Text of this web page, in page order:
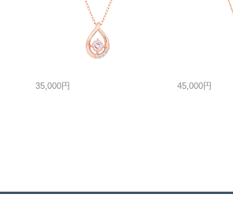
35,000円 45,000円